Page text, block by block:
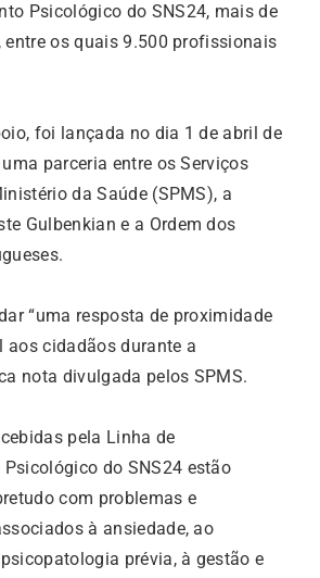
Psicológico do SNS24, mais de
entre os quais 9.500 profissionais
foi lançada no dia 1 de abril de
parceria entre os Serviços
da Saúde (SPMS), a
Gulbenkian e a Ordem dos
“uma resposta de proximidade
aos cidadãos durante a
nota divulgada pelos SPMS.
pela Linha de
do SNS24 estão
com problemas e
à ansiedade, ao
prévia, à gestão e